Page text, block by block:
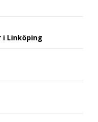
Linköping